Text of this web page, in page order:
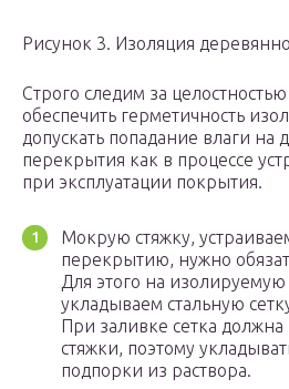
Рисунок 3. Изоляция
Строго следим за
обеспечить герметичность
допускать попадание влаги на
перекрытия как в процессе
при эксплуатации покрытия.
Мокрую стяжку,
перекрытию, нужно
Для этого на изолируемую
укладываем стальную
При заливке сетка должна
стяжки, поэтому
подпорки из раствора.